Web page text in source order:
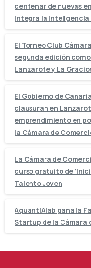
centenar de nuevas
integra la
El Torneo Club
segunda edición
Lanzarote y La
El Gobierno de
clausuran en
emprendimiento en
la Cámara de
La Cámara de
curso gratuito de
Talento Joven
AquantIAlab gana la
Startup de la Cámara